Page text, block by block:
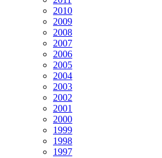
2010
2009
2008
2007
2006
2005
2004
2003
2002
2001
2000
1999
1998
1997